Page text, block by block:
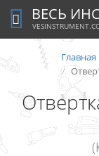
ВЕСЬ
Главная